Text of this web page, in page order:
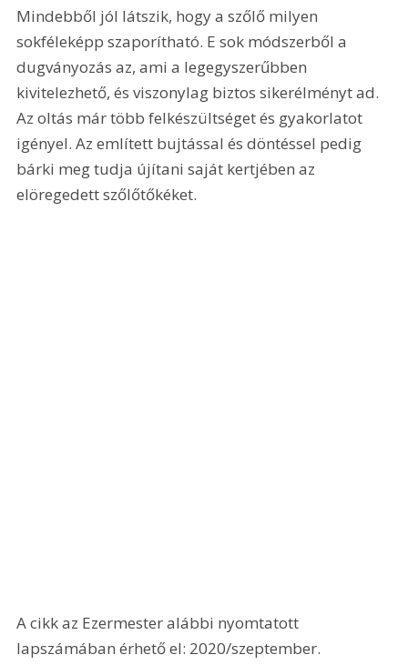
Mindebből jól látszik, hogy a szőlő milyen
sokféleképp szaporítható. E sok módszerből a
dugványozás az, ami a legegyszerűbben
kivitelezhető, és viszonylag biztos sikerélményt ad.
Az oltás már több felkészültséget és gyakorlatot
igényel. Az említett bujtással és döntéssel pedig
bárki meg tudja újítani saját kertjében az
elöregedett szőlőtőkéket.
A cikk az Ezermester alábbi nyomtatott
lapszámában érhető el: 2020/szeptember.